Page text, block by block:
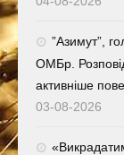
⁨”Азимут”,
ОМБр.
активніше
03-08-2026